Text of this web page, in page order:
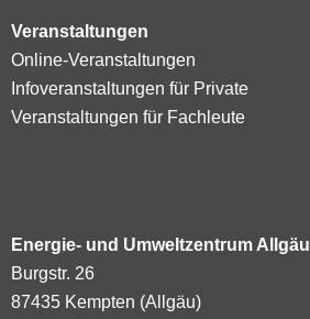
Veranstaltungen
Online-Veranstaltungen
Infoveranstaltungen für Private
Veranstaltungen für Fachleute
Energie- und Umweltzentrum Allgäu
Burgstr. 26
87435 Kempten (Allgäu)